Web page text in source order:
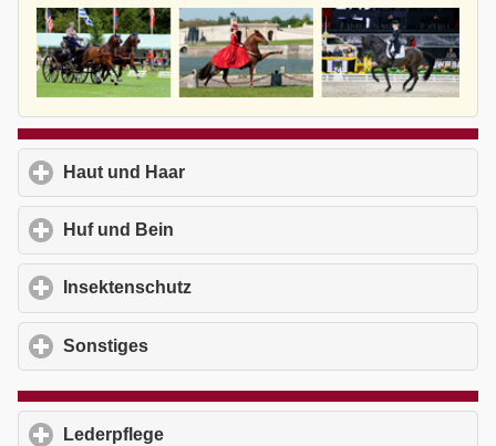
Haut und Haar
Huf und Bein
Insektenschutz
Sonstiges
Lederpflege